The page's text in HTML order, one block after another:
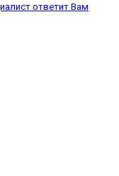
ответит Вам